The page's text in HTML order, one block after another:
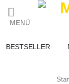
Inhalt
MENÜ
BESTSELLER